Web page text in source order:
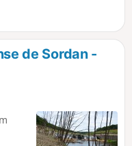
dizaines de
de bois nécessaire
de Sordan -